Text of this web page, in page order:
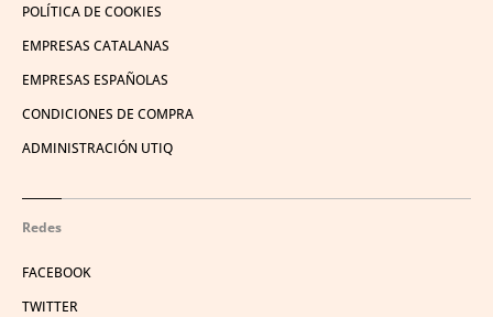
POLÍTICA DE COOKIES
EMPRESAS CATALANAS
EMPRESAS ESPAÑOLAS
CONDICIONES DE COMPRA
ADMINISTRACIÓN UTIQ
Redes
FACEBOOK
TWITTER